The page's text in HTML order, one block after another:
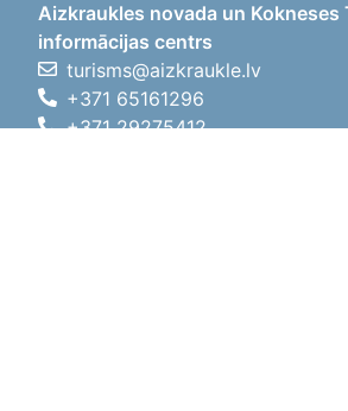
Aizkraukles novada un Kokneses
informācijas centrs
turisms@aizkraukle.lv
+371 65161296
+371 29275412